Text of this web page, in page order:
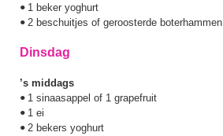
• 1 beker yoghurt
• 2 beschuitjes of geroosterde boterhammen
Dinsdag
’s middags
• 1 sinaasappel of 1 grapefruit
• 1 ei
• 2 bekers yoghurt